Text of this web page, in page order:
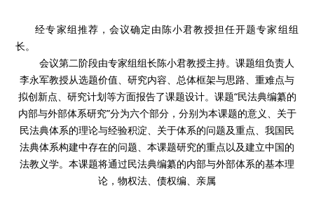
经专家组推荐，会议确定由陈小君教授担任开题专家组组
长。
会议第二阶段由专家组组长陈小君教授主持。课题组负责人
李永军教授从选题价值、研究内容、总体框架与思路、重难点与
拟创新点、研究计划等方面报告了课题设计。课题“民法典编纂的
内部与外部体系研究”分为六个部分，分别为本课题的意义、关于
民法典体系的理论与经验积淀、关于体系的问题及重点、我国民
法典体系构建中存在的问题、本课题研究的重点以及建立中国的
法教义学。本课题将通过民法典编纂的内部与外部体系的基本理
论，物权法、债权编、亲属